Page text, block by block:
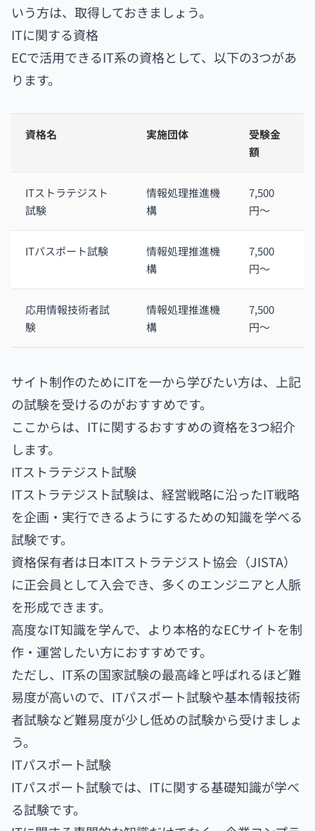
いう方は、取得しておきましょう。
ITに関する資格
ECで活用できるIT系の資格として、以下の3つがあ
ります。
資格名 実施団体
受験金
額
ITストラテジスト
試験
情報処理推進機
構
7,500
円〜
ITパスポート試験
情報処理推進機
構
7,500
円〜
応用情報技術者試
験
情報処理推進機
構
7,500
円〜
サイト制作のためにITを一から学びたい方は、上記
の試験を受けるのがおすすめです。
ここからは、ITに関するおすすめの資格を3つ紹介
します。
ITストラテジスト試験
ITストラテジスト試験は、経営戦略に沿ったIT戦略
を企画・実行できるようにするための知識を学べる
試験です。
資格保有者は日本ITストラテジスト協会（JISTA）
に正会員として入会でき、多くのエンジニアと人脈
を形成できます。
高度なIT知識を学んで、より本格的なECサイトを制
作・運営したい方におすすめです。
ただし、IT系の国家試験の最高峰と呼ばれるほど難
易度が高いので、ITパスポート試験や基本情報技術
者試験など難易度が少し低めの試験から受けましょ
う。
ITパスポート試験
ITパスポート試験では、ITに関する基礎知識が学べ
る試験です。